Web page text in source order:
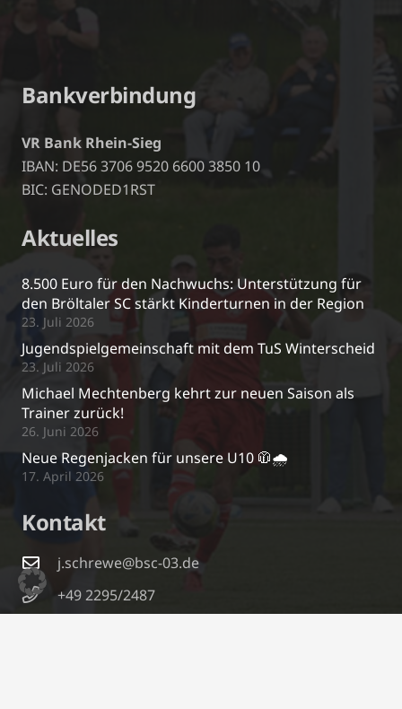
Bankverbindung
VR Bank Rhein-Sieg
IBAN: DE56 3706 9520 6600 3850 10
BIC: GENODED1RST
Aktuelles
8.500 Euro für den Nachwuchs: Unterstützung für
den Bröltaler SC stärkt Kinderturnen in der Region
23. Juli 2026
Jugendspielgemeinschaft mit dem TuS Winterscheid
23. Juli 2026
Michael Mechtenberg kehrt zur neuen Saison als
Trainer zurück!
26. Juni 2026
Neue Regenjacken für unsere U10 🧥🌧️
17. April 2026
Kontakt
j.schrewe@bsc-03.de
+49 2295/2487